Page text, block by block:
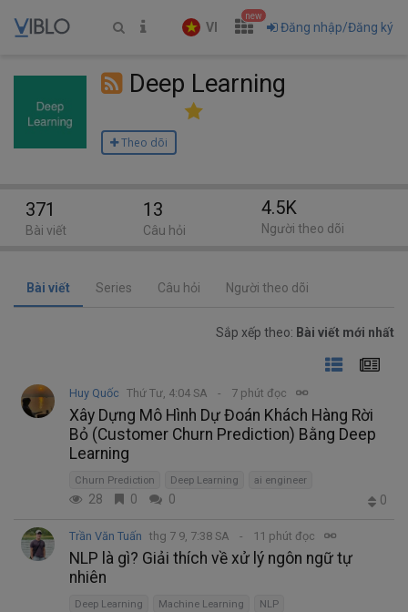
VI
new
Đăng nhập/Đăng ký
Deep Learning
Theo dõi
Bài viết Series Câu hỏi Người theo dõi
Sắp xếp theo: Bài viết mới nhất
Huy Quốc Thứ Tư, 4:04 SA 7 phút đọc
Xây Dựng Mô Hình Dự Đoán Khách Hàng Rời
Bỏ (Customer Churn Prediction) Bằng Deep
Learning
Churn Prediction Deep Learning ai engineer
28 0 0 0
Trần Văn Tuấn thg 7 9, 7:38 SA 11 phút đọc
NLP là gì? Giải thích về xử lý ngôn ngữ tự
nhiên
Deep Learning Machine Learning NLP
371
Bài viết
13
Câu hỏi
4.5K
Người theo dõi